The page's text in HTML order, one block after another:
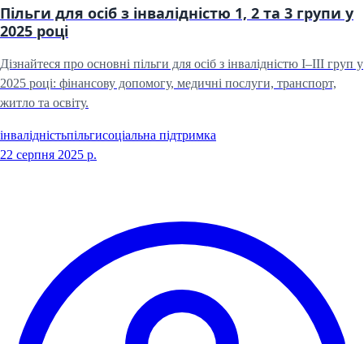
Пільги для осіб з інвалідністю 1, 2 та 3 групи у
2025 році
Дізнайтеся про основні пільги для осіб з інвалідністю I–III груп у
2025 році: фінансову допомогу, медичні послуги, транспорт,
житло та освіту.
інвалідністьпільгисоціальна підтримка
22 серпня 2025 р.